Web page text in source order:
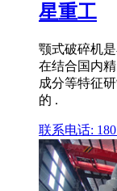
星重工
颚式破碎机
在结合国内
成分等特征
的 .
联系电话: 180